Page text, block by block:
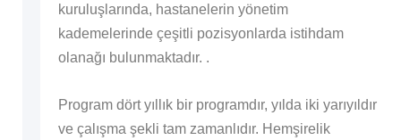
kuruluşlarında, hastanelerin yönetim
kademelerinde çeşitli pozisyonlarda istihdam
olanağı bulunmaktadır. .
Program dört yıllık bir programdır, yılda iki yarıyıldır
ve çalışma şekli tam zamanlıdır. Hemşirelik